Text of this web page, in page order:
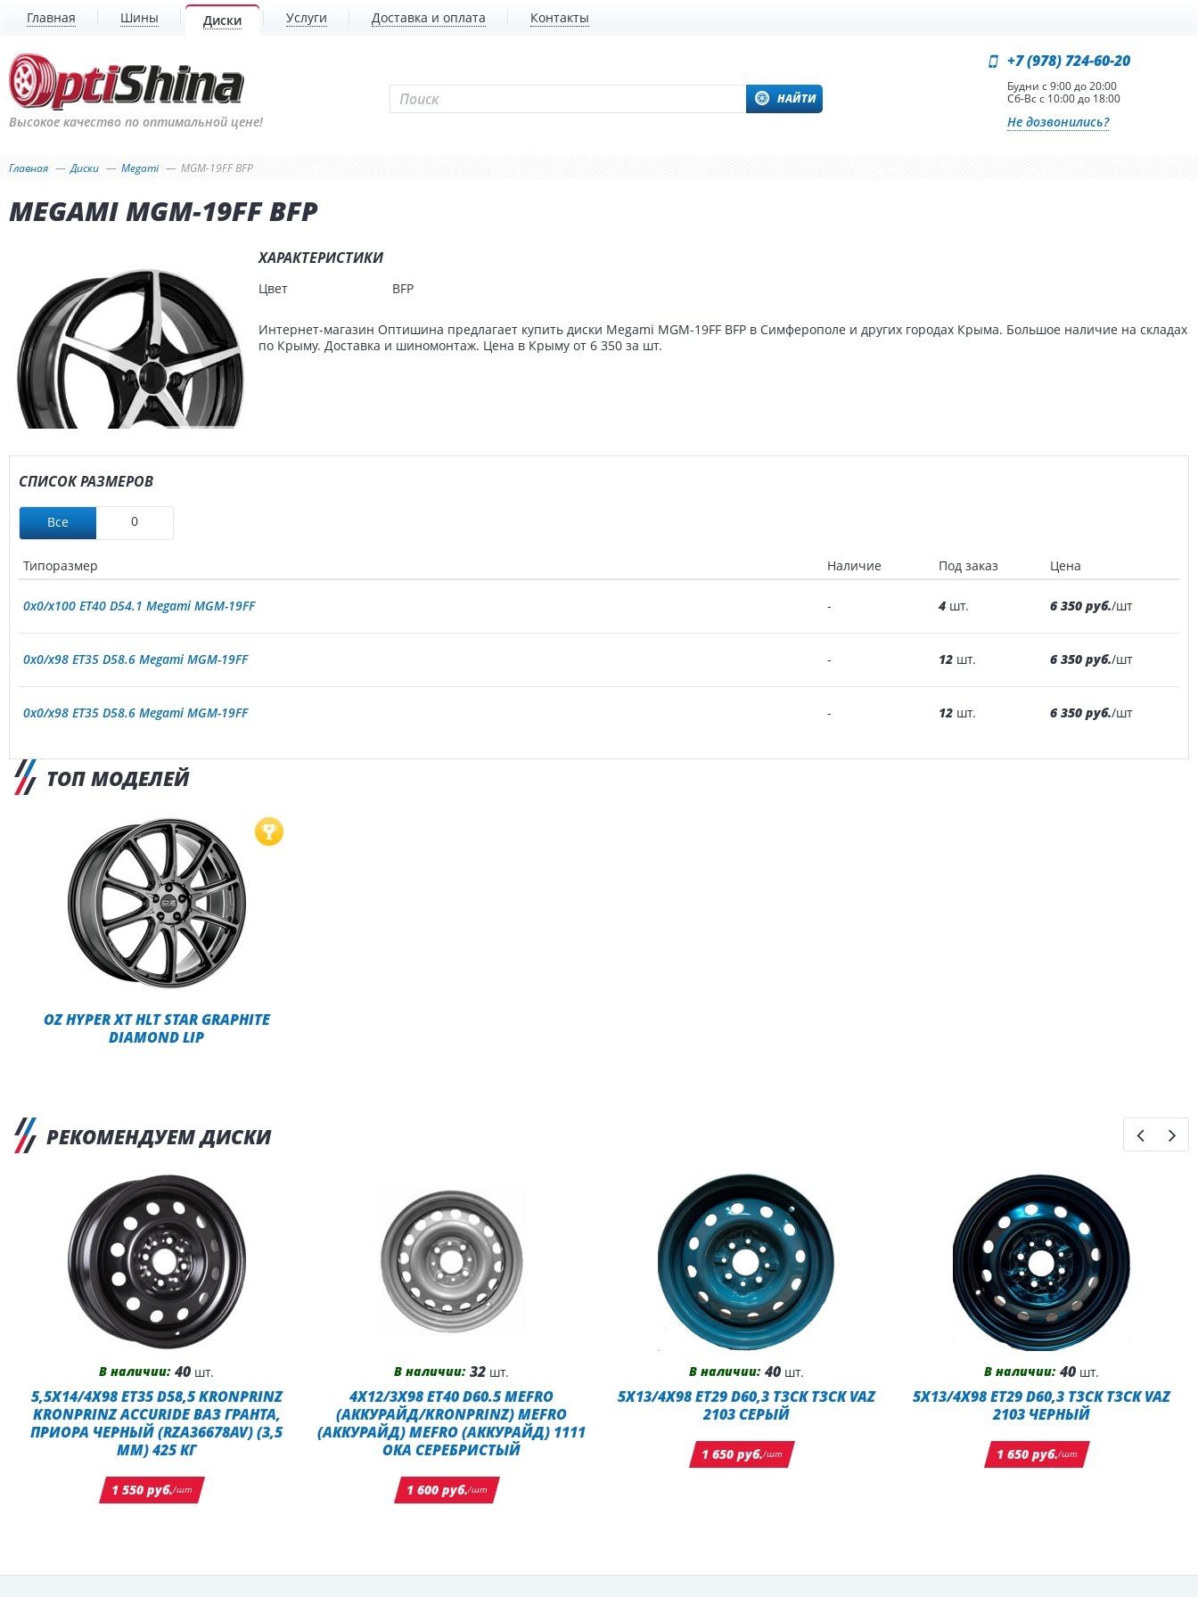
Главная Шины Диски Услуги Доставка и оплата Контакты
Высокое качество по оптимальной цене!
НАЙТИ
+7 (978) 724-60-20
Будни с 9:00 до 20:00
Сб-Вс с 10:00 до 18:00
Не дозвонились?
Главная Диски Megami MGM-19FF BFP
MEGAMI MGM-19FF BFP
ХАРАКТЕРИСТИКИ
Цвет BFP
Интернет-магазин Оптишина предлагает купить диски Megami MGM-19FF BFP в Симферополе и других городах Крыма. Большое наличие на складах
по Крыму. Доставка и шиномонтаж. Цена в Крыму от 6 350 за шт.
СПИСОК РАЗМЕРОВ
Все 0
Типоразмер Наличие Под заказ Цена
0x0/x100 ET40 D54.1 Megami MGM-19FF - 4 шт. 6 350 руб./шт
0x0/x98 ET35 D58.6 Megami MGM-19FF - 12 шт. 6 350 руб./шт
0x0/x98 ET35 D58.6 Megami MGM-19FF - 12 шт. 6 350 руб./шт
ТОП МОДЕЛЕЙ
OZ HYPER XT HLT STAR GRAPHITE
DIAMOND LIP
РЕКОМЕНДУЕМ ДИСКИ
В наличии: 40 шт.
5,5X14/4X98 ET35 D58,5 KRONPRINZ
KRONPRINZ ACCURIDE ВАЗ ГРАНТА,
ПРИОРА ЧЕРНЫЙ (RZA36678AV) (3,5
ММ) 425 КГ
1 550 руб./шт
В наличии: 32 шт.
4X12/3X98 ET40 D60.5 MEFRO
(АККУРАЙД/KRONPRINZ) MEFRO
(АККУРАЙД) MEFRO (АККУРАЙД) 1111
ОКА СЕРЕБРИСТЫЙ
1 600 руб./шт
В наличии: 40 шт.
5X13/4X98 ET29 D60,3 ТЗСК ТЗСК VAZ
2103 СЕРЫЙ
1 650 руб./шт
В наличии: 40 шт.
5X13/4X98 ET29 D60,3 ТЗСК ТЗСК VAZ
2103 ЧЕРНЫЙ
1 650 руб./шт